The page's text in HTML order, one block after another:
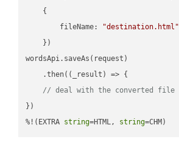
    {
fileName:
"destination.html"
    })
wordsApi.saveAs(request)
    .then(
( _result ) => {
// deal with the converted file
})
%!(EXTRA string=HTML, string=CHM)